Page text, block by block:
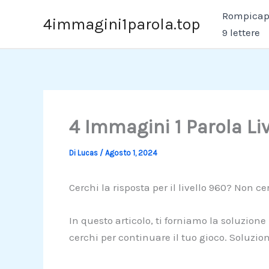
4immagini1parola.top
9 lettere
4 Immagini 1 Parola
Di Lucas / Agosto 1, 2024
Cerchi la risposta per il livello 960? Non
In questo articolo, ti forniamo la soluzione
cerchi per continuare il tuo gioco.